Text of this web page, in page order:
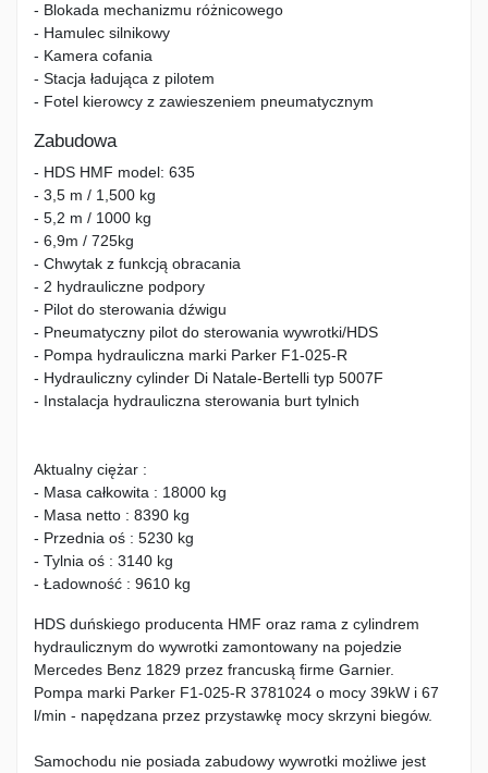
- Blokada mechanizmu różnicowego
- Hamulec silnikowy
- Kamera cofania
- Stacja ładująca z pilotem
- Fotel kierowcy z zawieszeniem pneumatycznym
Zabudowa
- HDS HMF model: 635
- 3,5 m / 1,500 kg
- 5,2 m / 1000 kg
- 6,9m / 725kg
- Chwytak z funkcją obracania
- 2 hydrauliczne podpory
- Pilot do sterowania dźwigu
- Pneumatyczny pilot do sterowania wywrotki/HDS
- Pompa hydrauliczna marki Parker F1-025-R
- Hydrauliczny cylinder Di Natale-Bertelli typ 5007F
- Instalacja hydrauliczna sterowania burt tylnich
Aktualny ciężar :
- Masa całkowita : 18000 kg
- Masa netto : 8390 kg
- Przednia oś : 5230 kg
- Tylnia oś : 3140 kg
- Ładowność : 9610 kg
HDS duńskiego producenta HMF oraz rama z cylindrem
hydraulicznym do wywrotki zamontowany na pojedzie
Mercedes Benz 1829 przez francuską firme Garnier.
Pompa marki Parker F1-025-R 3781024 o mocy 39kW i 67
l/min - napędzana przez przystawkę mocy skrzyni biegów.
Samochodu nie posiada zabudowy wywrotki możliwe jest